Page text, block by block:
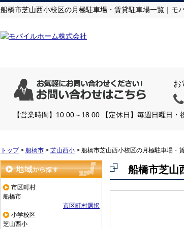
船橋市芝山西小校区の月極駐車場・賃貸駐車場一覧｜モ
お
【営業時間】10:00～18:00 【定休日】毎週日曜日
トップ> 船橋市 > 芝山西小 > 船橋市芝山西小校区の月極駐車場・
地域から探す
市区町村
船橋市
市区町村選択
小学校区
芝山西小
船橋市芝山